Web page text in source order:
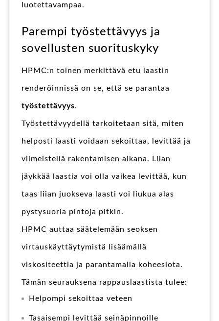
luotettavampaa.
Parempi työstettävyys ja
sovellusten suorituskyky
HPMC:n toinen merkittävä etu laastin
renderöinnissä on se, että se parantaa
työstettävyys.
Työstettävyydellä tarkoitetaan sitä, miten
helposti laasti voidaan sekoittaa, levittää ja
viimeistellä rakentamisen aikana. Liian
jäykkää laastia voi olla vaikea levittää, kun
taas liian juokseva laasti voi liukua alas
pystysuoria pintoja pitkin.
HPMC auttaa säätelemään seoksen
virtauskäyttäytymistä lisäämällä
viskositeettia ja parantamalla koheesiota.
Tämän seurauksena rappauslaastista tulee:
Helpompi sekoittaa veteen
Tasaisempi levittää seinäpinnoille